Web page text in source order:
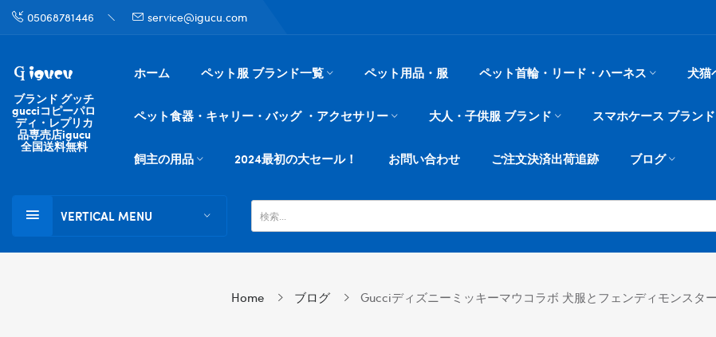
05068781446 service@igucu.com
ブランド グッチ
gucciコピーパロ
ディ・レプリカ
品専売店igucu
全国送料無料
ホーム ペット服 ブランド一覧 ペット用品・服 ペット首輪・リード・ハーネス 犬猫
ペット食器・キャリー・バッグ ・アクセサリー 大人・子供服 ブランド スマホケース ブランド
飼主の用品 2024最初の大セール！ お問い合わせ ご注文決済出荷追跡 ブログ
VERTICAL MENU
Home ブログ Gucciディズニーミッキーマウコラボ 犬服とフェンディモンスタ